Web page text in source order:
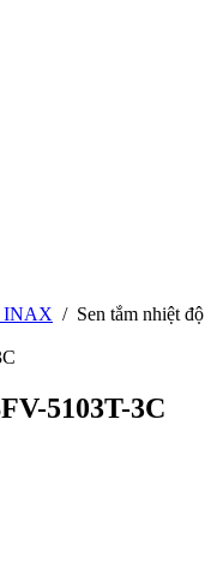
INAX / Sen tắm nhiệt độ
5103T-3C